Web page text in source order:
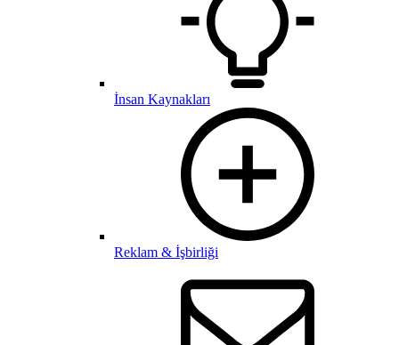
İnsan Kaynakları
Reklam & İşbirliği